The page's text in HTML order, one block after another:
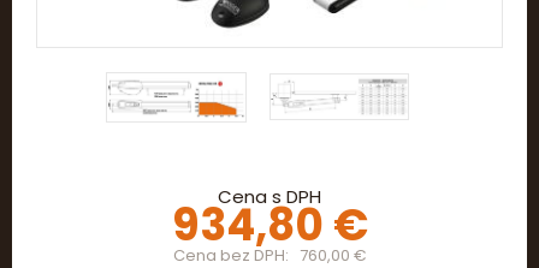
Cena s DPH
934,80 €
Cena bez DPH
760,00 €